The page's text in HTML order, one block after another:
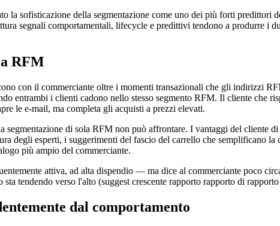
la sofisticazione della segmentazione come uno dei più forti predittori
segnali comportamentali, lifecycle e predittivi tendono a produrre i
RFM
con il commerciante oltre i momenti transazionali che gli indirizzi
entrambi i clienti cadono nello stesso segmento RFM. Il cliente che
le e-mail, ma completa gli acquisti a prezzi elevati.
di sola RFM non può affrontare. I vantaggi del cliente
esperti, i suggerimenti del fascio del carrello che semplificano la
più ampio del commerciante.
attiva, ad alta dispendio — ma dice al commerciante poco
tendendo verso l'alto (suggest crescente rapporto rapporto di
dal comportamento